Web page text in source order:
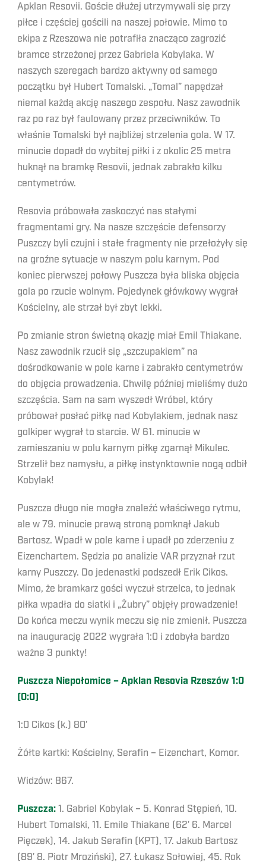
Apklan Resovii. Goście dłużej utrzymywali się przy
piłce i częściej gościli na naszej połowie. Mimo to
ekipa z Rzeszowa nie potrafiła znacząco zagrozić
bramce strzeżonej przez Gabriela Kobylaka. W
naszych szeregach bardzo aktywny od samego
początku był Hubert Tomalski. „Tomal” napędzał
niemal każdą akcję naszego zespołu. Nasz zawodnik
raz po raz był faulowany przez przeciwników. To
właśnie Tomalski był najbliżej strzelenia gola. W 17.
minucie dopadł do wybitej piłki i z okolic 25 metra
huknął na bramkę Resovii, jednak zabrakło kilku
centymetrów.
Resovia próbowała zaskoczyć nas stałymi
fragmentami gry. Na nasze szczęście defensorzy
Puszczy byli czujni i stałe fragmenty nie przełożyły się
na groźne sytuacje w naszym polu karnym. Pod
koniec pierwszej połowy Puszcza była bliska objęcia
gola po rzucie wolnym. Pojedynek główkowy wygrał
Kościelny, ale strzał był zbyt lekki.
Po zmianie stron świetną okazję miał Emil Thiakane.
Nasz zawodnik rzucił się „szczupakiem” na
dośrodkowanie w pole karne i zabrakło centymetrów
do objęcia prowadzenia. Chwilę później mieliśmy dużo
szczęścia. Sam na sam wyszedł Wróbel, który
próbował posłać piłkę nad Kobylakiem, jednak nasz
golkiper wygrał to starcie. W 61. minucie w
zamieszaniu w polu karnym piłkę zgarnął Mikulec.
Strzelił bez namysłu, a piłkę instynktownie nogą odbił
Kobylak!
Puszcza długo nie mogła znaleźć właściwego rytmu,
ale w 79. minucie prawą stroną pomknął Jakub
Bartosz. Wpadł w pole karne i upadł po zderzeniu z
Eizenchartem. Sędzia po analizie VAR przyznał rzut
karny Puszczy. Do jedenastki podszedł Erik Cikos.
Mimo, że bramkarz gości wyczuł strzelca, to jednak
piłka wpadła do siatki i „Żubry” objęły prowadzenie!
Do końca meczu wynik meczu się nie zmienił. Puszcza
na inaugurację 2022 wygrała 1:0 i zdobyła bardzo
ważne 3 punkty!
Puszcza Niepołomice – Apklan Resovia Rzeszów 1:0
(0:0)
1:0 Cikos (k.) 80′
Żółte kartki: Kościelny, Serafin – Eizenchart, Komor.
Widzów: 867.
Puszcza: 1. Gabriel Kobylak – 5. Konrad Stępień, 10.
Hubert Tomalski, 11. Emile Thiakane (62′ 6. Marcel
Pięczek), 14. Jakub Serafin (KPT), 17. Jakub Bartosz
(89′ 8. Piotr Mroziński), 27. Łukasz Sołowiej, 45. Rok